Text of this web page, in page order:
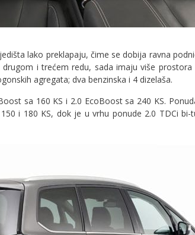
lako preklapaju, čime se dobija ravna
i trećem redu, sada imaju više
agregata; dva benzinska i 4 dizelaša.
sa 160 KS i 2.0 EcoBoost sa 240 KS.
i 180 KS, dok je u vrhu ponude 2.0 TDCi